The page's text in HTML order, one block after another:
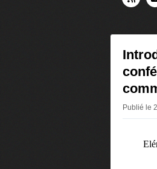
Publié le